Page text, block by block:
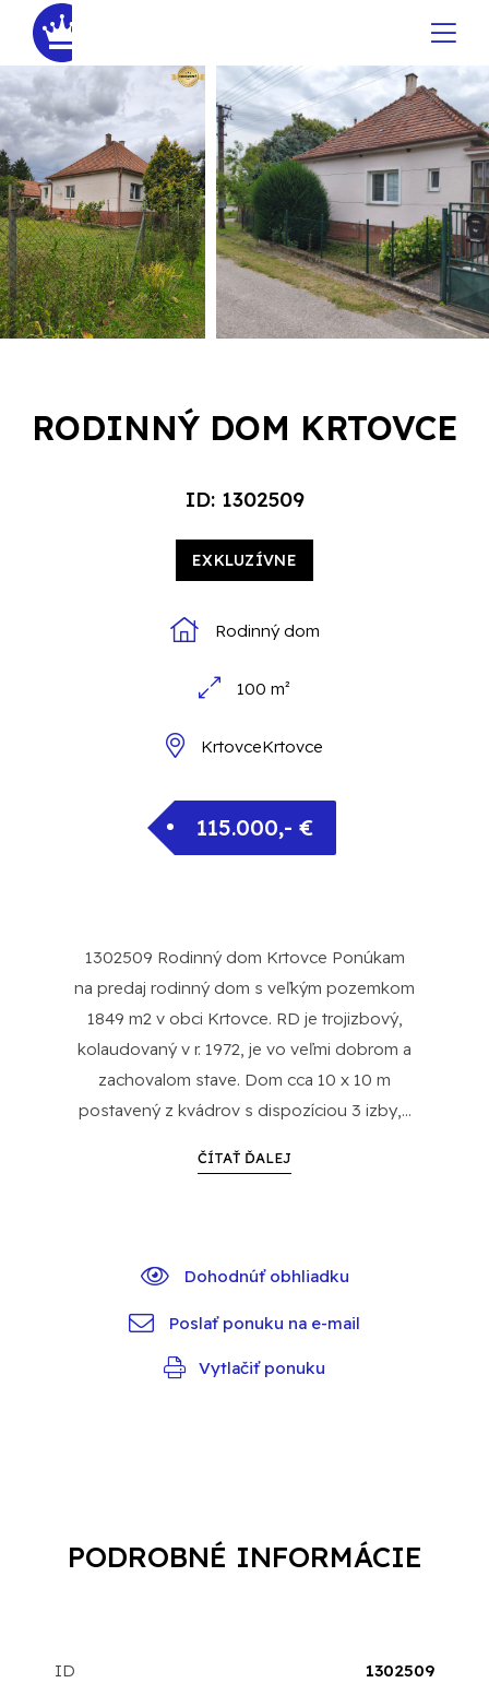
RODINNÝ DOM KRTOVCE
ID: 1302509
EXKLUZÍVNE
Rodinný dom
100 m²
KrtovceKrtovce
115.000,- €
1302509 Rodinný dom Krtovce Ponúkam
na predaj rodinný dom s veľkým pozemkom
1849 m2 v obci Krtovce. RD je trojizbový,
kolaudovaný v r. 1972, je vo veľmi dobrom a
zachovalom stave. Dom cca 10 x 10 m
postavený z kvádrov s dispozíciou 3 izby,...
ČÍTAŤ ĎALEJ
Dohodnúť obhliadku
Poslať ponuku na e-mail
Vytlačiť ponuku
PODROBNÉ INFORMÁCIE
ID 1302509